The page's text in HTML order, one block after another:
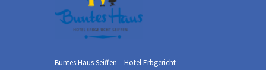
Buntes Haus Seiffen – Hotel Erbgericht